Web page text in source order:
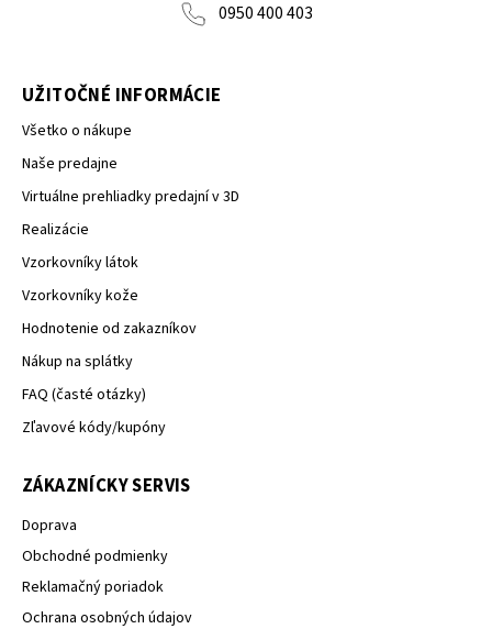
0950 400 403
UŽITOČNÉ INFORMÁCIE
Všetko o nákupe
Naše predajne
Virtuálne prehliadky predajní v 3D
Realizácie
Vzorkovníky látok
Vzorkovníky kože
Hodnotenie od zakazníkov
Nákup na splátky
FAQ (časté otázky)
Zľavové kódy/kupóny
ZÁKAZNÍCKY SERVIS
Doprava
Obchodné podmienky
Reklamačný poriadok
Ochrana osobných údajov